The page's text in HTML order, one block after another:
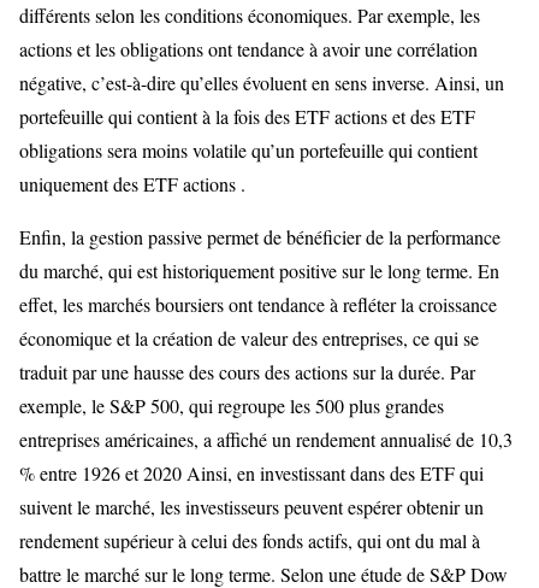
différents selon les conditions économiques. Par exemple, les
actions et les obligations ont tendance à avoir une corrélation
négative, c’est-à-dire qu’elles évoluent en sens inverse. Ainsi, un
portefeuille qui contient à la fois des ETF actions et des ETF
obligations sera moins volatile qu’un portefeuille qui contient
uniquement des ETF actions .
Enfin, la gestion passive permet de bénéficier de la performance
du marché, qui est historiquement positive sur le long terme. En
effet, les marchés boursiers ont tendance à refléter la croissance
économique et la création de valeur des entreprises, ce qui se
traduit par une hausse des cours des actions sur la durée. Par
exemple, le S&P 500, qui regroupe les 500 plus grandes
entreprises américaines, a affiché un rendement annualisé de 10,3
% entre 1926 et 2020 Ainsi, en investissant dans des ETF qui
suivent le marché, les investisseurs peuvent espérer obtenir un
rendement supérieur à celui des fonds actifs, qui ont du mal à
battre le marché sur le long terme. Selon une étude de S&P Dow